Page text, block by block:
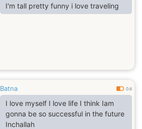
I'm tall pretty funny i love traveling
Batna 0.6
I love myself I love life I think Iam
gonna be so successful in the future
Inchallah